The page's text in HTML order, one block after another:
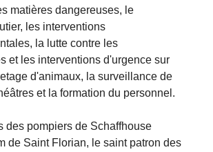
matières dangereuses, le
les interventions
la lutte contre les
et les interventions d'urgence sur
d'animaux, la surveillance de
et la formation du personnel.
des pompiers de Schaffhouse
de Saint Florian, le saint patron des